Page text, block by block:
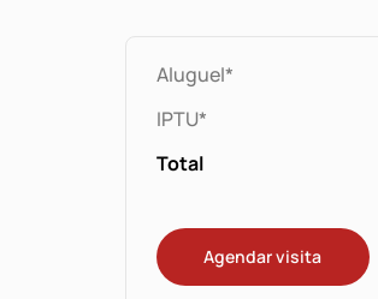
Aluguel*
IPTU*
Total
Agendar visita